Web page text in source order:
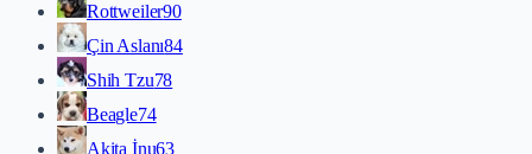
Rottweiler90
Çin Aslanı84
Shih Tzu78
Beagle74
Akita İnu63